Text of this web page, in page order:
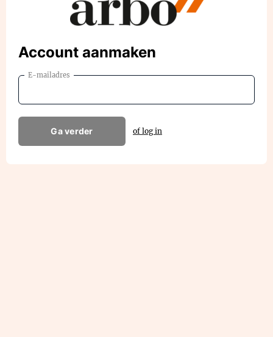
Account aanmaken
E-mailadres
Ga verder of log in